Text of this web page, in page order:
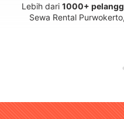
Lebih dari 1000+
Sewa Rental